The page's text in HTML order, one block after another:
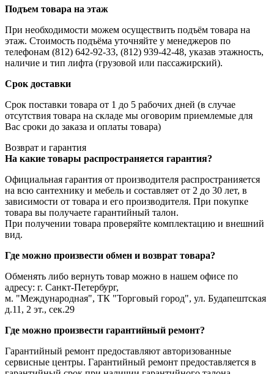
Подъем товара на этаж
При необходимости можем осуществить подъём товара на
этаж. Стоимость подъёма уточняйте у менеджеров по
телефонам (812) 642-92-33, (812) 939-42-48, указав этажность,
наличие и тип лифта (грузовой или пассажирский).
Срок доставки
Срок поставки товара от 1 до 5 рабочих дней (в случае
отсутствия товара на складе мы оговорим приемлемые для
Вас сроки до заказа и оплаты товара)
Возврат и гарантия
На какие товары распространяется гарантия?
Официальная гарантия от производителя распространияется
на всю сантехнику и мебель и составляет от 2 до 30 лет, в
зависимости от товара и его производителя. При покупке
товара вы получаете гарантийный талон.
При получении товара проверяйте комплектацию и внешний
вид.
Где можно произвести обмен и возврат товара?
Обменять либо вернуть товар можно в нашем офисе по
адресу: г. Санкт-Петербург,
м. "Международная", ТК "Торговый город", ул. Будапештская
д.11, 2 эт., сек.29
Где можно произвести гарантийный ремонт?
Гарантийный ремонт предоставляют авторизованные
сервисные центры. Гарантийный ремонт предоставляется в